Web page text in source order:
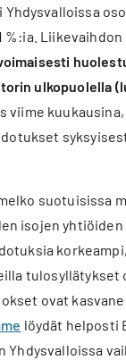
ulkopuolella
viime
suotuisissa
isojen
ovat
löydät helposti